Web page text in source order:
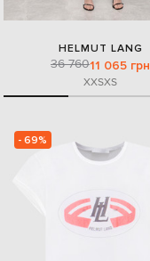
HELMUT LANG
36 76011 065 грн
XXSXS
- 69%